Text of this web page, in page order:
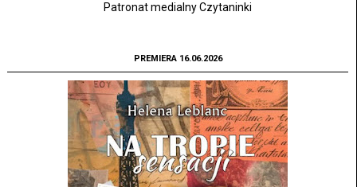
Patronat medialny Czytaninki
PREMIERA 16.06.2026